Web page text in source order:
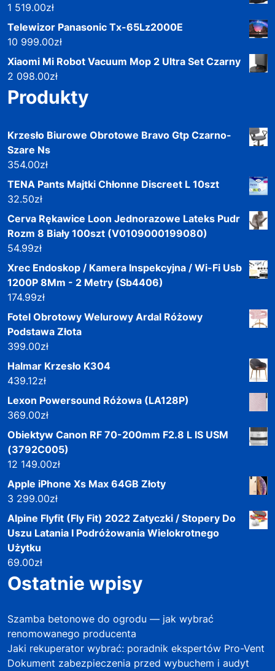
1 519.00zł
Telewizor Panasonic Tx-65Lz2000E
10 999.00zł
Xiaomi Mi Robot Vacuum Mop 2 Ultra Set Czarny
2 098.00zł
Produkty
Krzesło Biurowe Obrotowe Bravo Gtp Czarno-
Szare Ns
354.00zł
TENA Pants Majtki Chłonne Discreet L 10szt
32.50zł
Cerva Rękawice Loon Jednorazowe Lateks Pudr
Rozm 8 Biały 100szt (V0109000199080)
54.99zł
Xrec Endoskop / Kamera Inspekcyjna / Wi-Fi Usb
1200P 8Mm - 2 Metry (Sb4406)
174.99zł
Fotel Obrotowy Welurowy Ardal Różowy
Podstawa Złota
399.00zł
Halmar Krzesło K304
439.12zł
Lexon Powersound Różowa (LA128P)
369.00zł
Obiektyw Canon RF 70-200mm F2.8 L IS USM
(3792C005)
12 149.00zł
Apple iPhone Xs Max 64GB Złoty
3 299.00zł
Alpine Flyfit (Fly Fit) 2022 Zatyczki / Stopery Do
Uszu Latania I Podróżowania Wielokrotnego
Użytku
69.00zł
Ostatnie wpisy
Szamba betonowe do ogrodu — jak wybrać
renomowanego producenta
Jaki rekuperator wybrać: poradnik ekspertów Pro-Vent
Dokument zabezpieczenia przed wybuchem i audyt